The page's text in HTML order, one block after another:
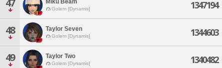
47 Miku Beam
Golem [Dynamis] 1347194
48 Taylor Seven
Golem [Dynamis] 1344603
49 Taylor Two
Golem [Dynamis] 1340482